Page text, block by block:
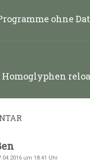
ohne
Homoglyphen
um 18:41 Uhr